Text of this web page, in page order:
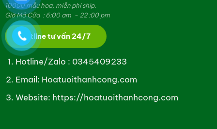
10000 mẫu hoa, miễn phí ship.
Giờ Mở Cửa : 6:00 am - 22 :00 pm
Hotline tư vấn 24/7
Hotline/Zalo : 0345409233
Email: Hoatuoithanhcong.com
Website: https://hoatuoithanhcong.com